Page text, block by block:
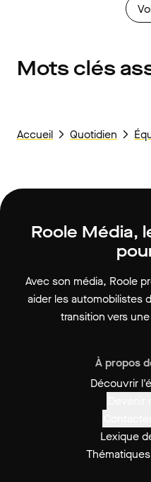
Mots clés
Accueil Quotidien
Roole Média,
Avec son média, Roole
aider les automobilistes
transition vers
À propos
Découvrir
Lexique